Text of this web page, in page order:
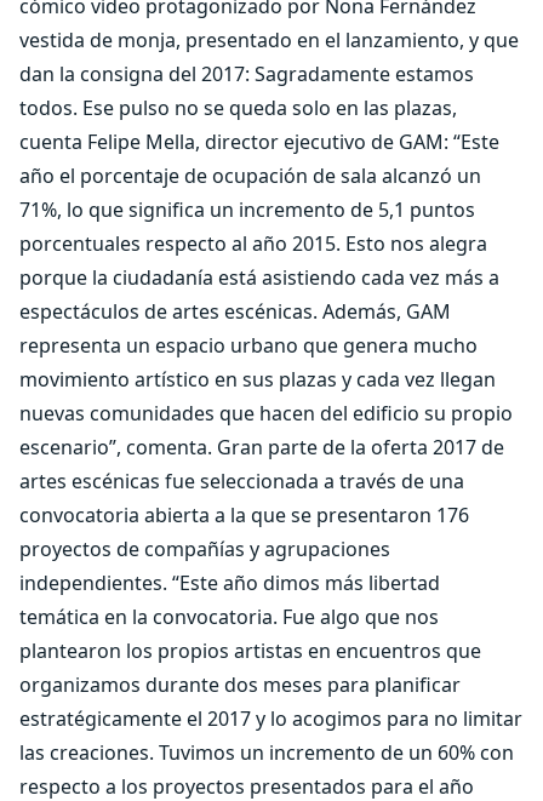
cómico video protagonizado por Nona Fernández
vestida de monja, presentado en el lanzamiento, y que
dan la consigna del 2017: Sagradamente estamos
todos. Ese pulso no se queda solo en las plazas,
cuenta Felipe Mella, director ejecutivo de GAM: “Este
año el porcentaje de ocupación de sala alcanzó un
71%, lo que significa un incremento de 5,1 puntos
porcentuales respecto al año 2015. Esto nos alegra
porque la ciudadanía está asistiendo cada vez más a
espectáculos de artes escénicas. Además, GAM
representa un espacio urbano que genera mucho
movimiento artístico en sus plazas y cada vez llegan
nuevas comunidades que hacen del edificio su propio
escenario”, comenta. Gran parte de la oferta 2017 de
artes escénicas fue seleccionada a través de una
convocatoria abierta a la que se presentaron 176
proyectos de compañías y agrupaciones
independientes. “Este año dimos más libertad
temática en la convocatoria. Fue algo que nos
plantearon los propios artistas en encuentros que
organizamos durante dos meses para planificar
estratégicamente el 2017 y lo acogimos para no limitar
las creaciones. Tuvimos un incremento de un 60% con
respecto a los proyectos presentados para el año